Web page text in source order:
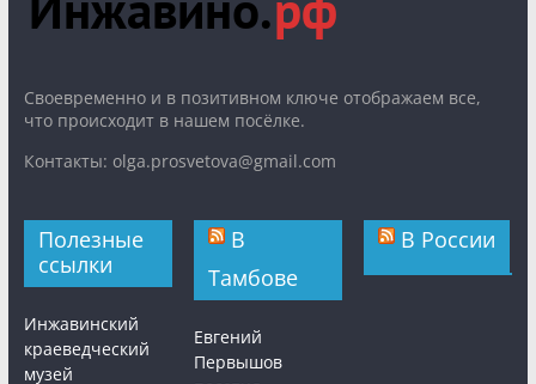
Cвоевременно и в позитивном ключе отображаем все,
что происходит в нашем посёлке.
Контакты: olga.prosvetova@gmail.com
Полезные
ссылки
Инжавинский
краеведческий
музей
В
Тамбове
Евгений
Первышов
В России